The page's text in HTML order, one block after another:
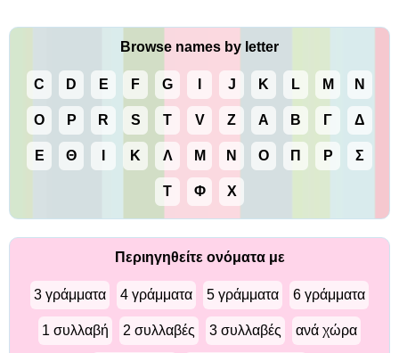
Browse names by letter
C D E F G J K L M N
O P R S T V Z Α Β Γ Δ
Ε Θ Κ Λ Μ Ν Ο Π Ρ Σ
Τ Φ Χ
Περιηγηθείτε ονόματα με
3 γράμματα 4 γράμματα 5 γράμματα 6 γράμματα
1 συλλαβή 2 συλλαβές 3 συλλαβές ανά χώρα